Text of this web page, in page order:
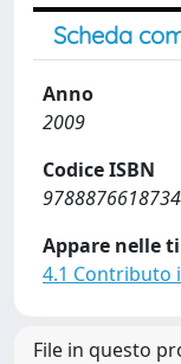
Scheda
Anno
2009
Codice ISBN
9788876618734
Appare nelle
4.1 Contributo
File in questo